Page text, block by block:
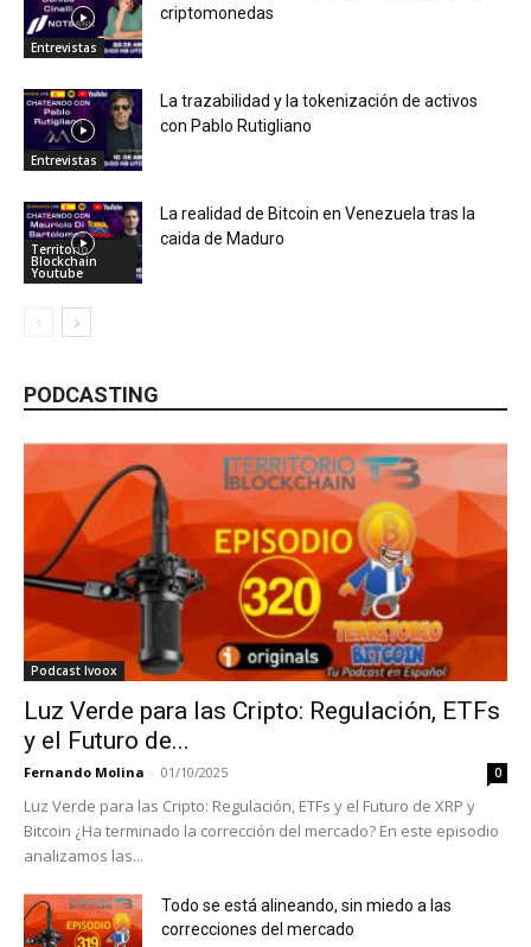
Entrevistas
criptomonedas
Entrevistas
La trazabilidad y la tokenización de activos
con Pablo Rutigliano
Territorio
Blockchain
Youtube
La realidad de Bitcoin en Venezuela tras la
caida de Maduro
PODCASTING
Podcast Ivoox
Luz Verde para las Cripto: Regulación, ETFs
y el Futuro de...
Fernando Molina - 01/10/2025 0
Luz Verde para las Cripto: Regulación, ETFs y el Futuro de XRP y
Bitcoin ¿Ha terminado la corrección del mercado? En este episodio
analizamos las...
Todo se está alineando, sin miedo a las
correcciones del mercado